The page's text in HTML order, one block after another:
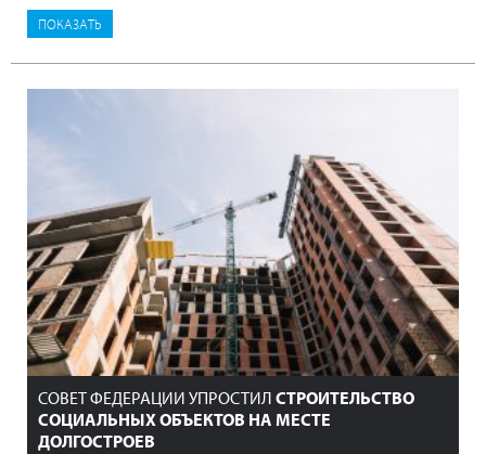
СОВЕТ ФЕДЕРАЦИИ УПРОСТИЛ СТРОИТЕЛЬСТВО
СОЦИАЛЬНЫХ ОБЪЕКТОВ НА МЕСТЕ
ДОЛГОСТРОЕВ